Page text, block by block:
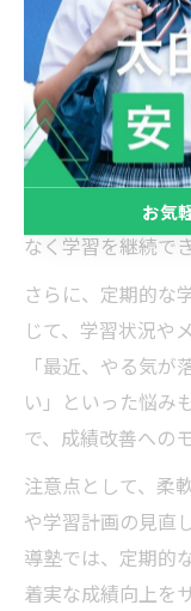
個別指導塾の柔
個別指導塾の強
通塾スケジュール
きる点です。ECC
久校では、部活動
提案や、急な予定
なく学習を継続で
さらに、定期的な
じて、学習状況や
「最近、やる気
い」といった悩み
で、成績改善への
注意点として、柔
や学習計画の見直
導塾では、定期的
着実な成績向上を
お
お気